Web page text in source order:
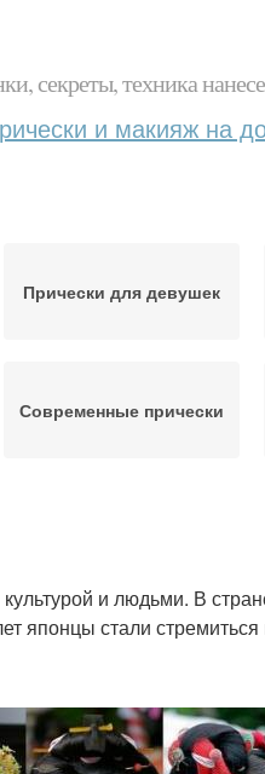
секреты, техника
и макияж на
Прически для девушек
Современные прически
и людьми. В
японцы стали